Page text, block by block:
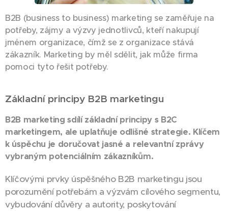
B2B (business to business) marketing se zaměřuje na
potřeby, zájmy a výzvy jednotlivců, kteří nakupují
jménem organizace, čímž se z organizace stává
zákazník. Marketing by měl sdělit, jak může firma
pomoci tyto řešit potřeby.
Základní principy B2B marketingu
B2B marketing sdílí základní principy s B2C
marketingem, ale uplatňuje odlišné strategie. Klíčem
k úspěchu je doručovat jasné a relevantní zprávy
vybraným potenciálním zákazníkům.
Klíčovými prvky úspěšného B2B marketingu jsou
porozumění potřebám a výzvám cílového segmentu,
vybudování důvěry a autority, poskytování